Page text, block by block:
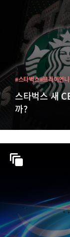
스타벅스 새
까?
#스타벅스#브라이언